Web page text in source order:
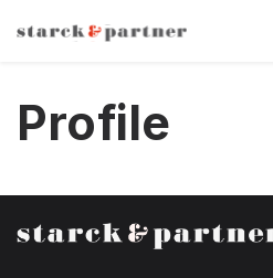
Hoppa
innehåll
Profile